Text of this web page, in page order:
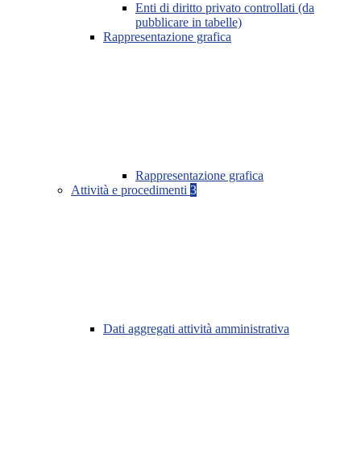
Enti di diritto privato controllati (da
pubblicare in tabelle)
Rappresentazione grafica
Rappresentazione grafica
Attività e procedimenti 3
Dati aggregati attività amministrativa